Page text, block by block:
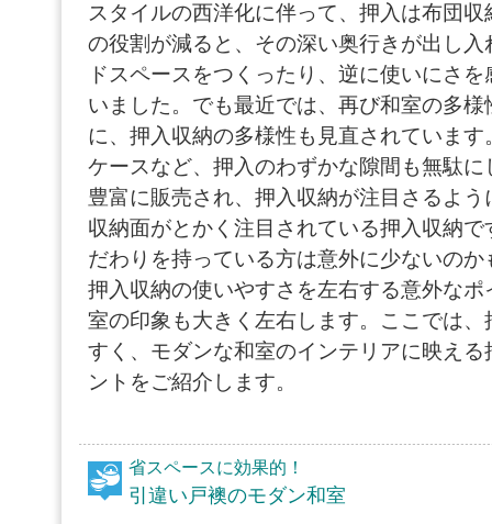
スタイルの西洋化に伴って、押入は布団
の役割が減ると、その深い奥行きが出し
ドスペースをつくったり、逆に使いにさ
いました。でも最近では、再び和室の多
に、押入収納の多様性も見直されていま
ケースなど、押入のわずかな隙間も無駄
豊富に販売され、押入収納が注目さるよ
収納面がとかく注目されている押入収納
だわりを持っている方は意外に少ないの
押入収納の使いやすさを左右する意外な
室の印象も大きく左右します。ここでは
すく、モダンな和室のインテリアに映え
ントをご紹介します。
省スペースに効果的！
引違い戸襖のモダン和室